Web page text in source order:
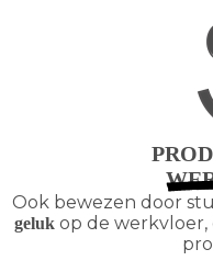
Ook bewezen door
geluk op de werkvloer,